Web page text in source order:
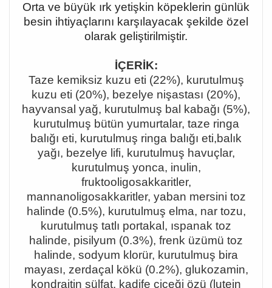
Orta ve büyük ırk yetişkin köpeklerin günlük
besin ihtiyaçlarını karşılayacak şekilde özel
olarak geliştirilmiştir.
İÇERİK:
Taze kemiksiz kuzu eti (22%), kurutulmuş
kuzu eti (20%), bezelye nişastası (20%),
hayvansal yağ, kurutulmuş bal kabağı (5%),
kurutulmuş bütün yumurtalar, taze ringa
balığı eti, kurutulmuş ringa balığı eti,balık
yağı, bezelye lifi, kurutulmuş havuçlar,
kurutulmuş yonca, inulin,
fruktooligosakkaritler,
mannanoligosakkaritler, yaban mersini toz
halinde (0.5%), kurutulmuş elma, nar tozu,
kurutulmuş tatlı portakal, ıspanak toz
halinde, pisilyum (0.3%), frenk üzümü toz
halinde, sodyum klorür, kurutulmuş bira
mayası, zerdaçal kökü (0.2%), glukozamin,
kondraitin sülfat, kadife çiçeği özü (lutein